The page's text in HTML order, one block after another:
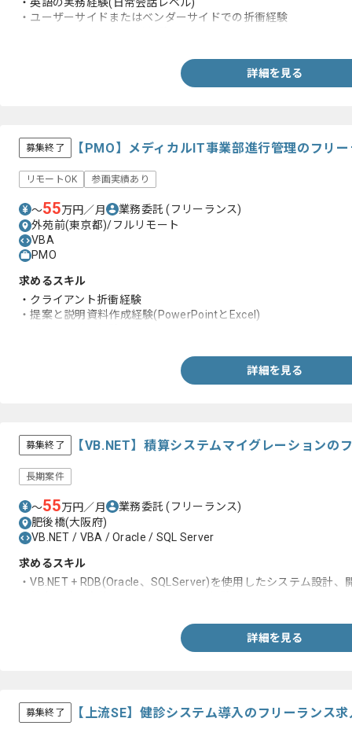
・ユーザーサイドまたはベンダーサイドでの折衝経験
詳細を見る
募集終了 【PMO】メディカルIT事業部進行管理のフリ
リモートOK 参画実績あり
〜55万円／月 業務委託(フリーランス)
外苑前(東京都)/フルリモート
VBA
PMO
求めるスキル
・クライアント折衝経験
・提案と説明資料作成経験(PowerPointとExcel)
詳細を見る
募集終了 【VB.NET】積算システムマイグレーションの
長期案件
〜55万円／月 業務委託(フリーランス)
肥後橋(大阪府)
VB.NET / VBA / Oracle / SQL Server
求めるスキル
・VB.NET + RDB(Oracle、SQLServer)を使用したシステム設計、
詳細を見る
募集終了 【上流SE】健診システム導入のフリーランス